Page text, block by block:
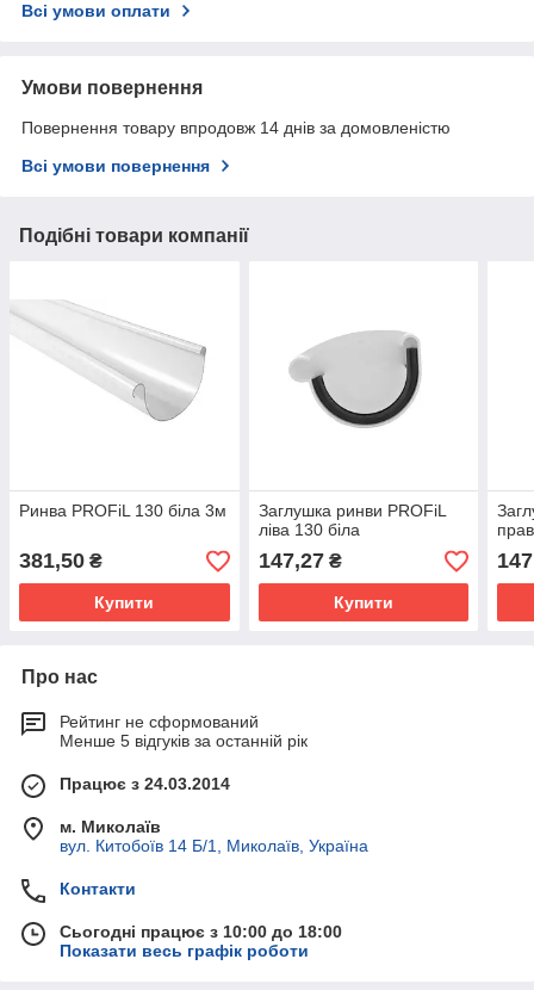
Всі умови оплати
Умови повернення
Повернення товару впродовж 14 днів за домовленістю
Всі умови повернення
Подібні товари компанії
Ринва PROFiL 130 біла 3м
381,50 ₴
Купити
Заглушка ринви PROFiL
ліва 130 біла
147,27₴
Купити
Про нас
Рейтинг не сформований
Менше 5 відгуків за останній рік
Працює з 24.03.2014
м. Миколаїв
вул. Китобоїв 14 Б/1, Миколаїв, Україна
Контакти
Сьогодні працює з 10:00 до 18:00
Показати весь графік роботи